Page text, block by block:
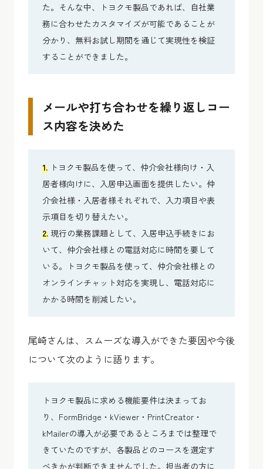
た。そんな中、トヨクモ製品であれば、自社業
務に合わせたカスタマイズが可能であることが
分かり、無料お試し期間を通じて実現性を検証
することができました。
メールや打ち合わせを繰り返しコー
ス内容を決めた
1. トヨクモ製品を使って、仲介会社様向け・入
居者様向けに、入居申込画面を提供したい。仲
介会社様・入居者様それぞれで、入力項目や表
示項目を切り替えたい。
2. 現行の業務課題として、入居申込手続きにお
いて、仲介会社様との電話対応に時間を要して
いる。トヨクモ製品を使って、仲介会社様との
オンラインチャット対応を実現し、電話対応に
かかる時間を削減したい。
尾崎さんは、スムーズな導入ができた要因や今後
について次のように語ります。
トヨクモ製品に求める機能要件は決まってお
り、FormBridge・kViewer・PrintCreator・
kMailerの導入が必要であるところまでは整理で
きていたのですが、各製品どのコースを選定す
べきかが判断できませんでした。担当者の方に